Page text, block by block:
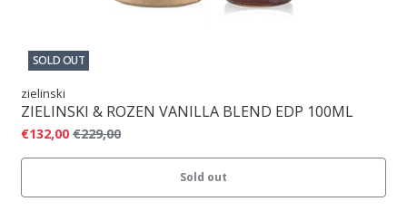
SOLD OUT
zielinski
ZIELINSKI & ROZEN VANILLA BLEND EDP 100ML
€132,00 €229,00
Sold out